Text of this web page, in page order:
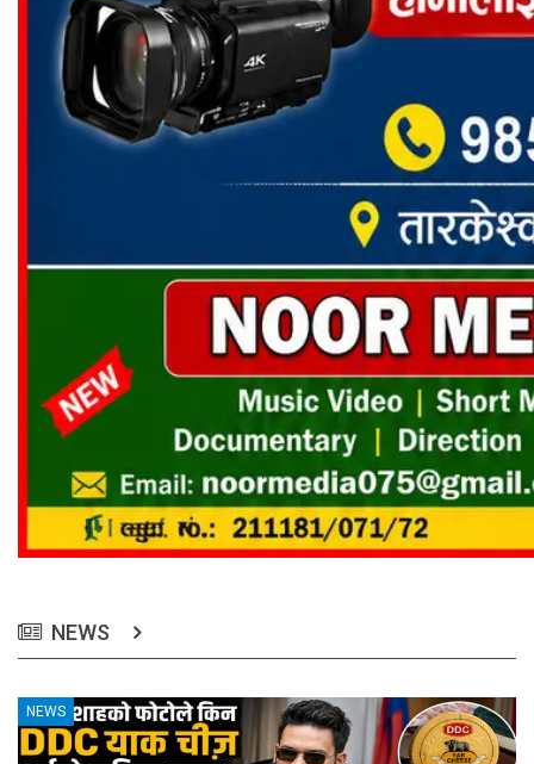
NEWS
NEWS